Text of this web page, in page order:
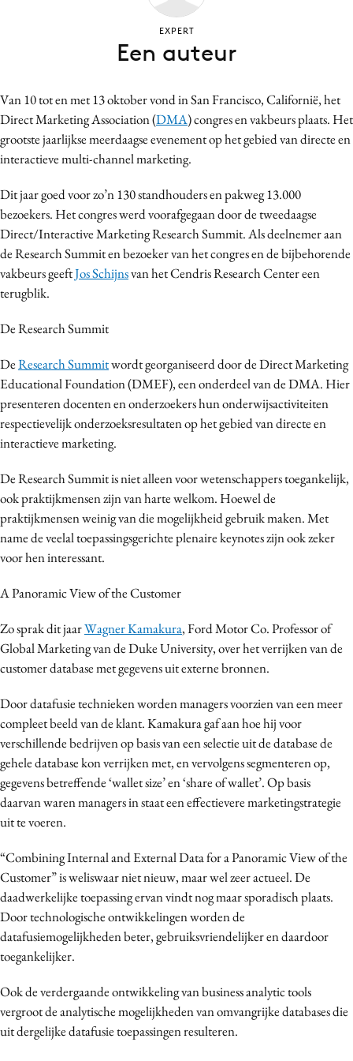
Craft
Customer Experience
Data & Insights
Digital transformation
Diversiteit
Effectiviteit
Gedragsverandering
Influencer marketing
Interne communicatie
Media
Merkstrategie
PR
Programmatic
Reputatie & crisis
Van 10 tot en met 13 oktober vond in San Francisco, Californië, het
Direct Marketing Association (DMA) congres en vakbeurs plaats. Het
grootste jaarlijkse meerdaagse evenement op het gebied van directe en
interactieve multi-channel marketing.
Dit jaar goed voor zo’n 130 standhouders en pakweg 13.000
bezoekers. Het congres werd voorafgegaan door de tweedaagse
Direct/Interactive Marketing Research Summit. Als deelnemer aan
de Research Summit en bezoeker van het congres en de bijbehorende
vakbeurs geeftJos Schijnsvan het Cendris Research Center een
terugblik.
De Research Summit
DeResearch Summitwordt georganiseerd door de Direct Marketing
Educational Foundation (DMEF), een onderdeel van de DMA. Hier
presenteren docenten en onderzoekers hun onderwijsactiviteiten
respectievelijk onderzoeksresultaten op het gebied van directe en
interactieve marketing.
De Research Summit is niet alleen voor wetenschappers toegankelijk,
ook praktijkmensen zijn van harte welkom. Hoewel de
praktijkmensen weinig van die mogelijkheid gebruik maken. Met
name de veelal toepassingsgerichte plenaire keynotes zijn ook zeker
voor hen interessant.
A Panoramic View of the Customer
Zo sprak dit jaarWagner Kamakura, Ford Motor Co. Professor of
Global Marketing van de Duke University, over het verrijken van de
customer database met gegevens uit externe bronnen.
Door datafusie technieken worden managers voorzien van een meer
compleet beeld van de klant. Kamakura gaf aan hoe hij voor
verschillende bedrijven op basis van een selectie uit de database de
gehele database kon verrijken met, en vervolgens segmenteren op,
gegevens betreffende ‘wallet size’ en ‘share of wallet’. Op basis
daarvan waren managers in staat een effectievere marketingstrategie
uit te voeren.
“Combining Internal and External Data for a Panoramic View of the
Customer” is weliswaar niet nieuw, maar wel zeer actueel. De
daadwerkelijke toepassing ervan vindt nog maar sporadisch plaats.
Door technologische ontwikkelingen worden de
datafusiemogelijkheden beter, gebruiksvriendelijker en daardoor
toegankelijker.
Ook de verdergaande ontwikkeling van business analytic tools
vergroot de analytische mogelijkheden van omvangrijke databases die
uit dergelijke datafusie toepassingen resulteren.
EXPERT
Een auteur